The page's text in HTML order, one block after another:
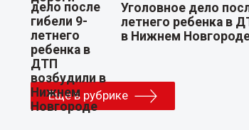
Уголовное дело
летнего ребенка в
в Нижнем
Еще в рубрике